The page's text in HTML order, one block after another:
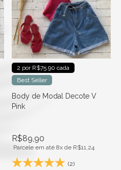
2 por R$75.90 cada
Best Seller
Body de Modal Decote V
Pink
R$89,90
Parcele em até 8x de R$11,24
(2)